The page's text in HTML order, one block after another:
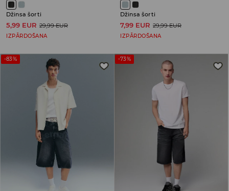
Džinsa šorti
5,99 EUR 29,99 EUR
IZPĀRDOŠANA
Džinsa šorti
7,99 EUR 29,99 EUR
IZPĀRDOŠANA
-83% -73%